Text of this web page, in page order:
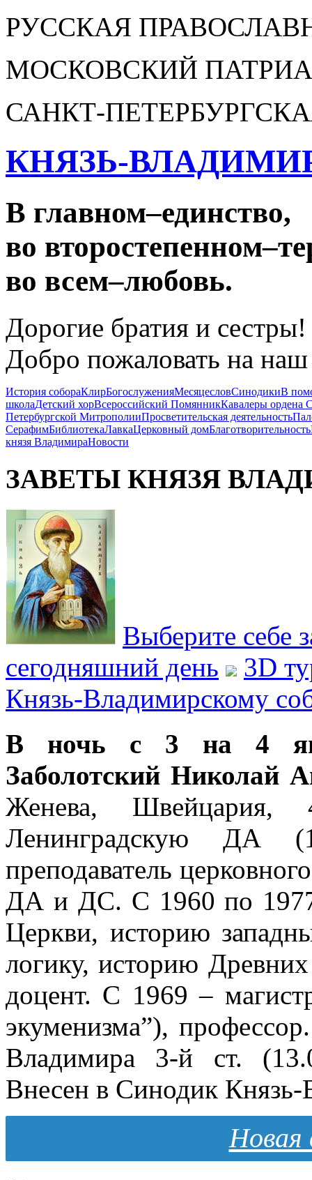
РУССКАЯ
МОСКОВСКИЙ
САНКТ-
КНЯЗЬ-
В главном–единство,
во второстепенном–
во всем–любовь.
Дорогие братия и
Добро пожаловать на наш
История собораКлирБогослуженияМесяцесловСинодикиВ
школаДетский хорВсероссийский ПомянникКавалеры ордена
Петербургской МитрополииПросветительская деятельность
СерафимБиблиотекаЛавкаЦерковный домБлаготворительность
князя ВладимираНовости
ЗАВЕТЫ КНЯЗЯ
Выберите себе
сегодняшний день
3D
Князь-Владимирскому
В ночь с 3 на 4
Заболотский Николай
Женева,
Ленинградскую ДА
преподаватель
ДА и ДС. С 1960 по 1977
Церкви, историю
логику, историю
доцент. С 1969 –
экуменизма”),
Владимира 3-й ст.
Внесен в Синодик Князь-
Новая